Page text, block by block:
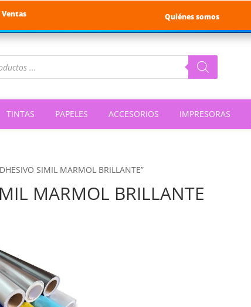
Ventas Quiénes somos
TINTAS PAPELES ACCESORIOS IMPRESORAS
SIMIL MARMOL BRILLANTE”
MARMOL BRILLANTE